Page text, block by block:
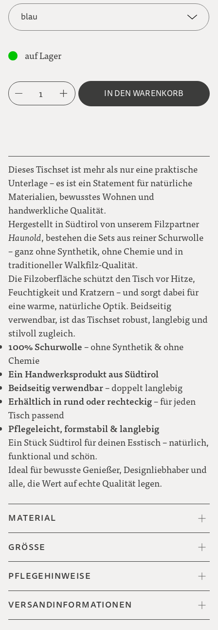
blau
grau
auf Lager
1 IN DEN WARENKORB
Dieses Tischset ist mehr als nur eine praktische
Unterlage – es ist ein Statement für natürliche
Materialien, bewusstes Wohnen und
handwerkliche Qualität.
Hergestellt in Südtirol von unserem Filzpartner
Haunold, bestehen die Sets aus reiner Schurwolle
– ganz ohne Synthetik, ohne Chemie und in
traditioneller Walkfilz-Qualität.
Die Filzoberfläche schützt den Tisch vor Hitze,
Feuchtigkeit und Kratzern – und sorgt dabei für
eine warme, natürliche Optik. Beidseitig
verwendbar, ist das Tischset robust, langlebig und
stilvoll zugleich.
100% Schurwolle – ohne Synthetik & ohne
Chemie
Ein Handwerksprodukt aus Südtirol
Beidseitig verwendbar– doppelt langlebig
Erhältlich in rund oder rechteckig– für jeden
Tisch passend
Pflegeleicht, formstabil & langlebig
Ein Stück Südtirol für deinen Esstisch – natürlich,
funktional und schön.
Ideal für bewusste Genießer, Designliebhaber und
alle, die Wert auf echte Qualität legen.
MATERIAL
GRÖSSE
PFLEGEHINWEISE
VERSANDINFORMATIONEN